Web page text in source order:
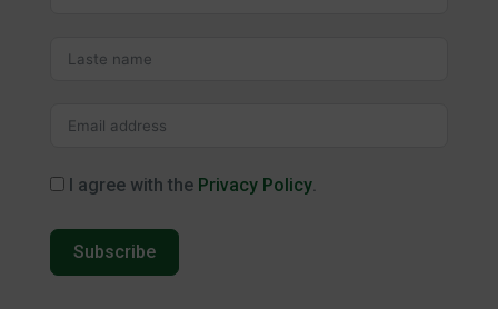
I agree with the Privacy Policy.
Subscribe